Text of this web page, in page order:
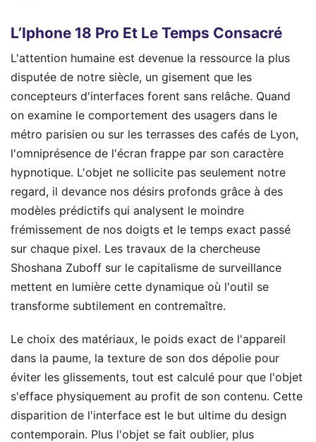
L’Iphone 18 Pro Et Le Temps Consacré
L'attention humaine est devenue la ressource la plus
disputée de notre siècle, un gisement que les
concepteurs d'interfaces forent sans relâche. Quand
on examine le comportement des usagers dans le
métro parisien ou sur les terrasses des cafés de Lyon,
l'omniprésence de l'écran frappe par son caractère
hypnotique. L'objet ne sollicite pas seulement notre
regard, il devance nos désirs profonds grâce à des
modèles prédictifs qui analysent le moindre
frémissement de nos doigts et le temps exact passé
sur chaque pixel. Les travaux de la chercheuse
Shoshana Zuboff sur le capitalisme de surveillance
mettent en lumière cette dynamique où l'outil se
transforme subtilement en contremaître.
Le choix des matériaux, le poids exact de l'appareil
dans la paume, la texture de son dos dépolie pour
éviter les glissements, tout est calculé pour que l'objet
s'efface physiquement au profit de son contenu. Cette
disparition de l'interface est le but ultime du design
contemporain. Plus l'objet se fait oublier, plus